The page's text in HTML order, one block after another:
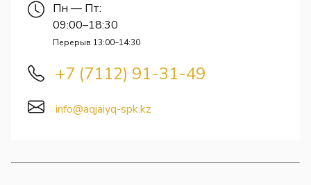
Пн — Пт:
09:00–18:30
Перерыв 13:00–14:30
+7 (7112) 91-31-49
info@aqjaiyq-spk.kz